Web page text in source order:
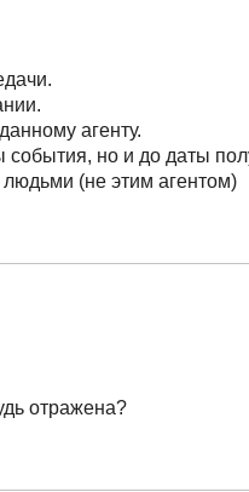
агенту.
но и до даты
(не этим агентом)
отражена?